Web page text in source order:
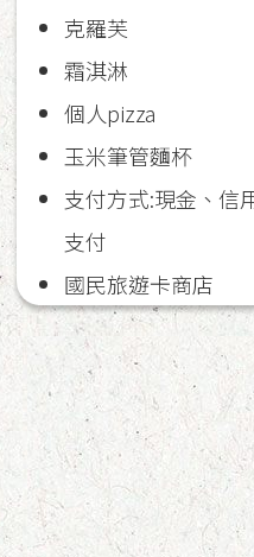
克羅芙
霜淇淋
個人pizza
玉米筆管麵杯
支付方式:現金、信
支付
國民旅遊卡商店